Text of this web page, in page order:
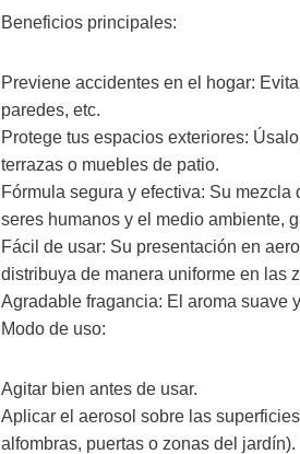
Beneficios principales:
Previene accidentes en el hogar:
paredes, etc.
Protege tus espacios exteriores:
terrazas o muebles de patio.
Fórmula segura y efectiva: Su
seres humanos y el medio ambiente,
Fácil de usar: Su presentación en
distribuya de manera uniforme en las
Agradable fragancia: El aroma suave
Modo de uso:
Agitar bien antes de usar.
Aplicar el aerosol sobre las
alfombras, puertas o zonas del jardín).